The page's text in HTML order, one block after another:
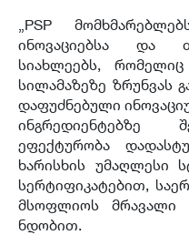
„PSP
ინოვაციებსა და
სიახლეებს,
სილამაზეზე ზრუნვას
დაფუძნებული
ინგრედიენტებზე
ეფექტურობა
ხარისხის უმაღლესი
სერტიფიკატებით,
მსოფლიოს მრავალი
ნდობით.